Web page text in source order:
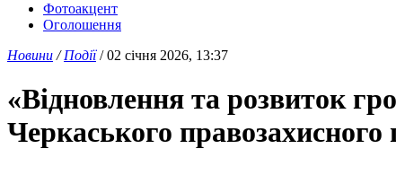
Фотоакцент
Оголошення
Новини /Події/ 02 січня 2026, 13:37
«Відновлення та розвиток
Черкаського